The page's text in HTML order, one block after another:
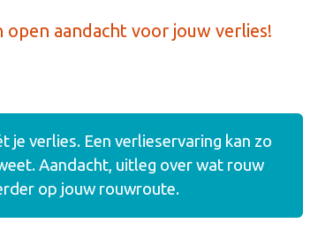
open aandacht voor jouw verlies!
je verlies. Een verlieservaring kan zo
Aandacht, uitleg over wat rouw
op jouw rouwroute.